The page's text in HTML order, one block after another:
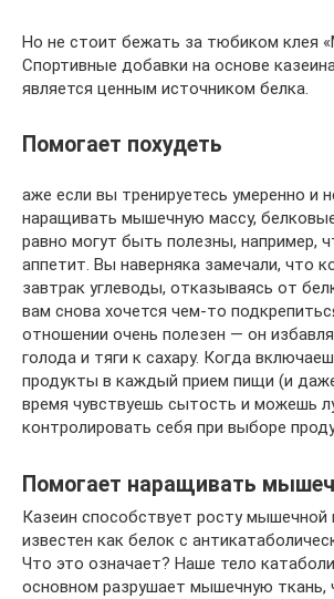
Но не стоит бежать за тюбиком клея
Спортивные добавки на основе
является ценным источником белка.
Помогает похудеть
аже если вы тренируетесь умеренно и
наращивать мышечную массу,
равно могут быть полезны, например,
аппетит. Вы наверняка замечали, что
завтрак углеводы, отказываясь от
вам снова хочется чем-то
отношении очень полезен — он
голода и тяги к сахару. Когда
продукты в каждый прием пищи (и
время чувствуешь сытость и можешь
контролировать себя при выборе
Помогает наращивать
Казеин способствует росту мышечной
известен как белок c
Что это означает? Наше тело
основном разрушает мышечную ткань,